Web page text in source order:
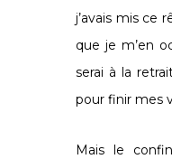
j’avais mis ce
que je m’en
serai à la
pour finir mes
Mais le